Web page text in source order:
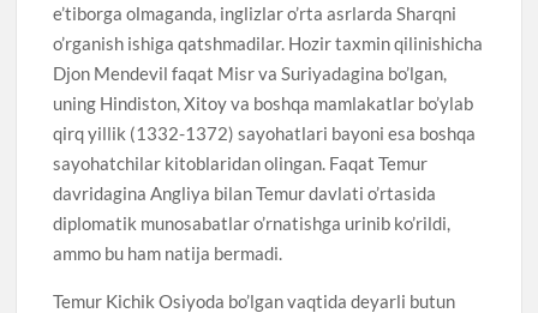
e’tiborga olmaganda, inglizlar o’rta asrlarda Sharqni
o’rganish ishiga qatshmadilar. Hozir taxmin qilinishicha
Djon Mendevil faqat Misr va Suriyadagina bo’lgan,
uning Hindiston, Xitoy va boshqa mamlakatlar bo’ylab
qirq yillik (1332-1372) sayohatlari bayoni esa boshqa
sayohatchilar kitoblaridan olingan. Faqat Temur
davridagina Angliya bilan Temur davlati o’rtasida
diplomatik munosabatlar o’rnatishga urinib ko’rildi,
ammo bu ham natija bermadi.
Temur Kichik Osiyoda bo’lgan vaqtida deyarli butun